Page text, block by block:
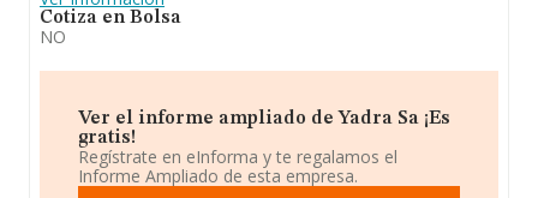
Cotiza en Bolsa
NO
Ver el informe ampliado de Yadra Sa ¡Es
gratis!
Regístrate en eInforma y te regalamos el
Informe Ampliado de esta empresa.